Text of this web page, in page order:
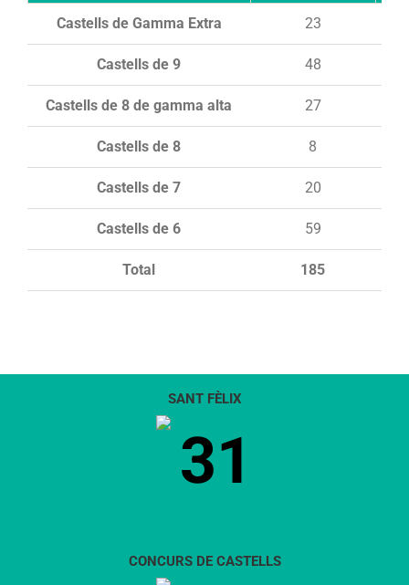
Total 185
Castells de Gamma Extra 23
Castells de 9 48
Castells de 8 de gamma alta 27
Castells de 8 8
Castells de 7 20
Castells de 6 59
SANT FÈLIX
31
CONCURS DE CASTELLS